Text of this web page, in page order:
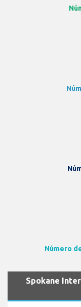
Número
Spokane